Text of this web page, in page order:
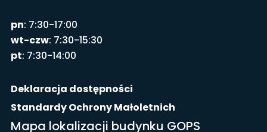
pn: 7:30-17:00
wt-czw: 7:30-15:30
pt: 7:30-14:00
Deklaracja dostępności
Standardy Ochrony Małoletnich
Mapa lokalizacji budynku GOPS